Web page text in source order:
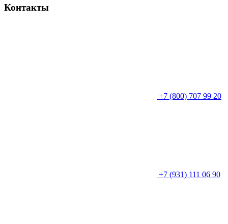
Контакты
+7 (800) 707 99 20
+7 (931) 111 06 90